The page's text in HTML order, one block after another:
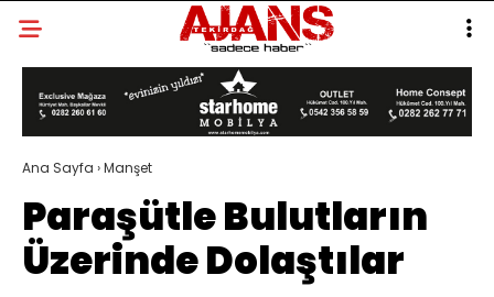
Ana Sayfa ›Manşet
Paraşütle Bulutların
Üzerinde Dolaştılar